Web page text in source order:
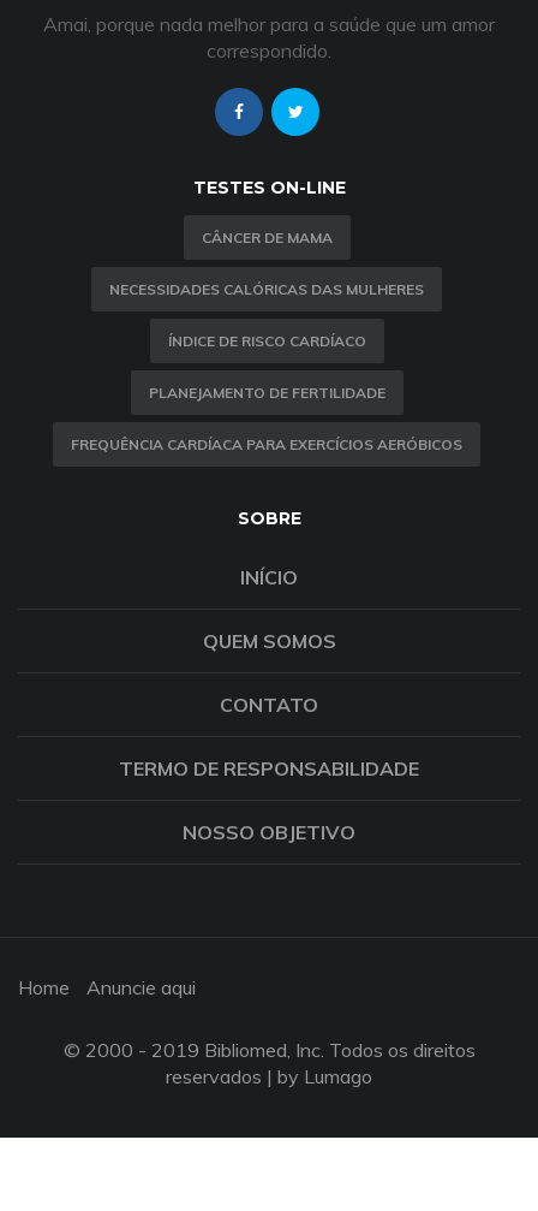
Amai, porque nada melhor para a saúde que um amor
correspondido.
TESTES ON-LINE
CÂNCER DE MAMA
NECESSIDADES CALÓRICAS DAS MULHERES
ÍNDICE DE RISCO CARDÍACO
PLANEJAMENTO DE FERTILIDADE
FREQUÊNCIA CARDÍACA PARA EXERCÍCIOS AERÓBICOS
SOBRE
INÍCIO
QUEM SOMOS
CONTATO
TERMO DE RESPONSABILIDADE
NOSSO OBJETIVO
Home Anuncie aqui
© 2000 - 2019 Bibliomed, Inc. Todos os direitos
reservados | by Lumago